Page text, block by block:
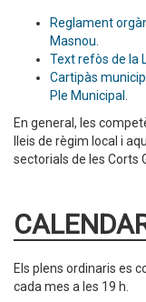
Reglament
Masnou.
Text refòs de la
Cartipàs
Ple Municipal
En general, les
lleis de règim local i
sectorials de les Corts
Els plens ordinaris es
cada mes a les 19 h.